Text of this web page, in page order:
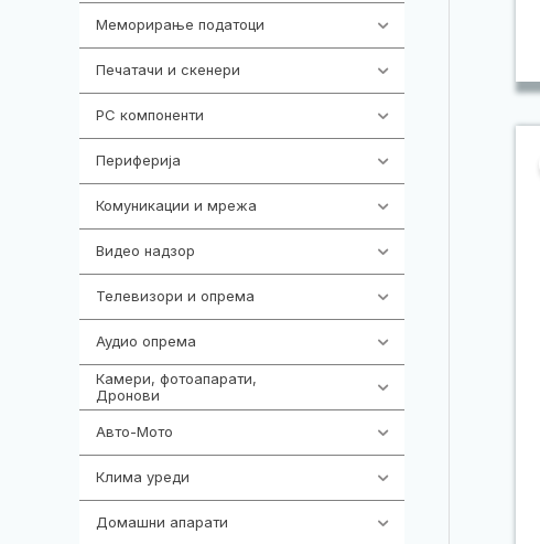
Меморирање податоци
Печатачи и скенери
PC компоненти
Периферија
Комуникации и мрежа
Видео надзор
Телевизори и опрема
Аудио опрема
Камери, фотоапарати,
Дронови
Авто-Мото
Клима уреди
Домашни апарати